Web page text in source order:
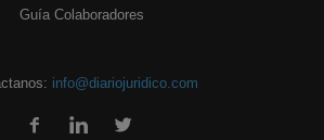
Guía Colaboradores
info@diariojuridico.com